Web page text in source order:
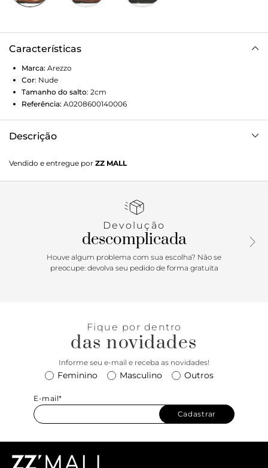
Características
Marca: Arezzo
Cor: Nude
Tamanho do salto: 2cm
Referência: A0208600140006
Descrição
Vendido e entregue por ZZ MALL
Devolução
descomplicada
Houve algum problema com sua escolha? Não se
preocupe: devolva seu pedido de forma gratuita
Fique por dentro
das novidades
Informe seu e-mail e receba as novidades!
Feminino Masculino Outros
E-mail*
Cadastrar